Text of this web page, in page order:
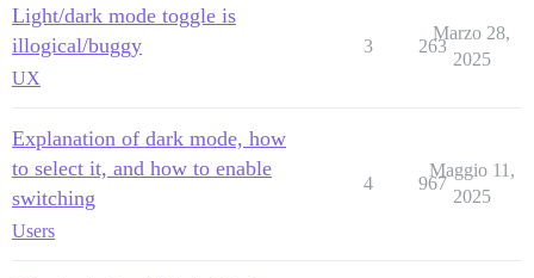
Light/dark mode toggle is
illogical/buggy
UX
3 263
Marzo 28,
2025
Explanation of dark mode, how
to select it, and how to enable
switching
Users
4 967
Maggio 11,
2025